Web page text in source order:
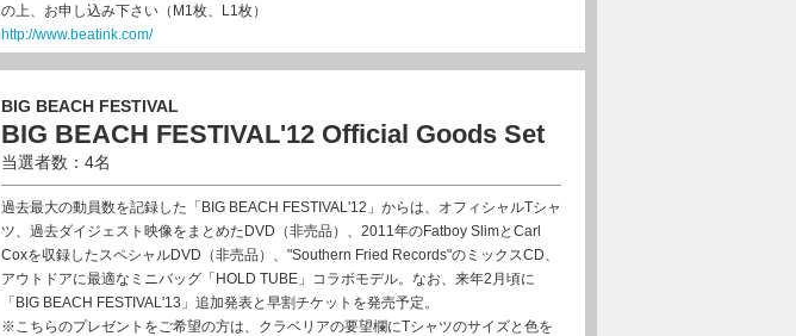
の上、お申し込み下さい（M1枚、L1枚）
http://www.beatink.com/
BIG BEACH FESTIVAL
BIG BEACH FESTIVAL'12 Official Goods Set
当選者数：4名
過去最大の動員数を記録した「BIG BEACH FESTIVAL'12」からは、オフィシャルTシャ
ツ、過去ダイジェスト映像をまとめたDVD（非売品）、2011年のFatboy SlimとCarl
Coxを収録したスペシャルDVD（非売品）、"Southern Fried Records"のミックスCD、
アウトドアに最適なミニバッグ「HOLD TUBE」コラボモデル。なお、来年2月頃に
「BIG BEACH FESTIVAL'13」追加発表と早割チケットを発売予定。
※こちらのプレゼントをご希望の方は、クラベリアの要望欄にTシャツのサイズと色を